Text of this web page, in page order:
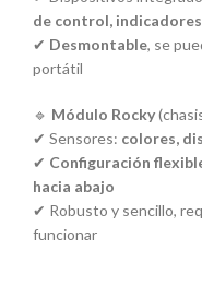
de control, indicadores
✔ Desmontable, se
portátil
🔹 Módulo Rocky
✔ Sensores: colores,
✔ Configuración
hacia abajo
✔ Robusto y sencillo,
funcionar